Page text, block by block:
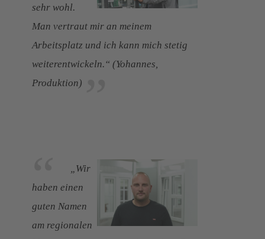
sehr wohl.
Man vertraut mir an meinem
Arbeitsplatz und ich kann mich stetig
weiterentwickeln.“ (Yohannes,
Produktion)
„Wir
haben einen
guten Namen
am regionalen